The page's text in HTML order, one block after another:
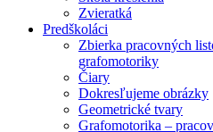
Zvieratká
Predškoláci
Zbierka pracovných
grafomotoriky
Čiary
Dokresľujeme obrázky
Geometrické tvary
Grafomotorika –